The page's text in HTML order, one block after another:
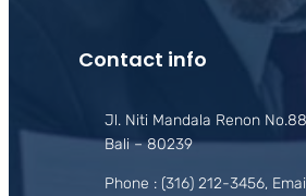
Contact info
Jl. Niti Mandala Renon
Bali – 80239
Phone : (316) 212-3456,